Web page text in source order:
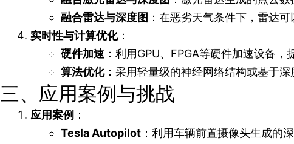
融合雷达与深度图 ：在恶劣天气条件下，雷达
实时性与计算优化：
硬件加速 ：利用GPU、FPGA等硬件加速设备
算法优化：采用轻量级的神经网络结构或基于
三、应用案例与挑战
应用案例 ：
Tesla Autopilot ：利用车辆前置摄像头生成的